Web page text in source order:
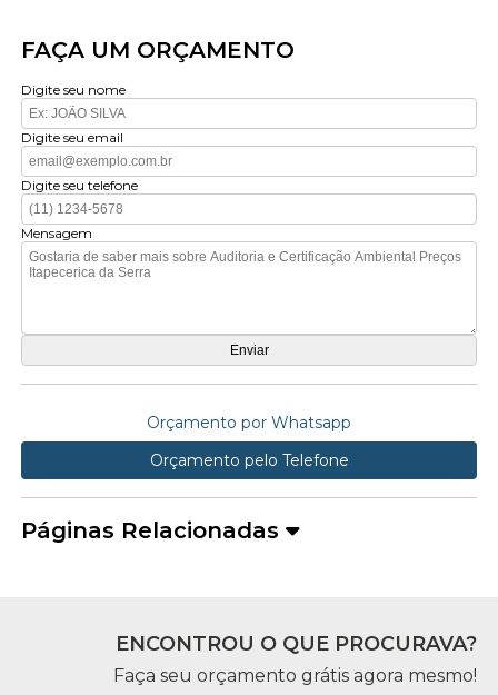
FAÇA UM ORÇAMENTO
Digite seu nome
Digite seu email
Digite seu telefone
Mensagem
Orçamento por Whatsapp
Orçamento pelo Telefone
Páginas Relacionadas
ENCONTROU O QUE PROCURAVA?
Faça seu orçamento grátis agora mesmo!